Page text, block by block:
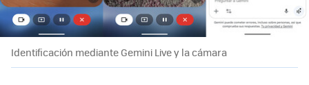
Identificación mediante Gemini Live y la cámara